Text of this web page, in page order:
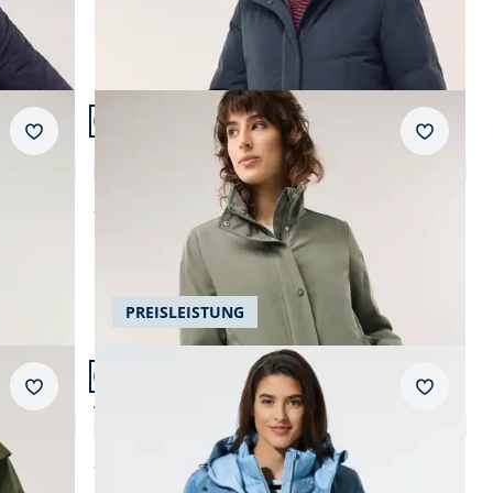
Merkzettel
Artikel 9 von 24.
Blousonjacke Baumwollmix
5,0 (5)
ab
Merkzettel
Artikel 12 von 24.
PREISLEISTUNG
Aquastop Parka 3-in-1
4,7 (51)
ab